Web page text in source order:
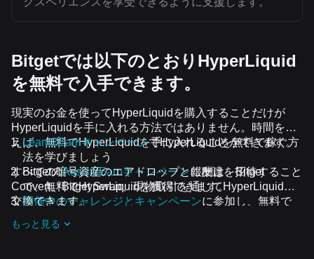
Bitgetでは以下のとおりHyperLiquid
を無料で入手できます。
現実のお金を使ってHyperLiquidを購入することだけが
HyperLiquidを手に入れる方法ではありません。時間を使
えば、無料でHyperLiquidを手に入れることができます。
Learn2EarnキャンペーンでHyperLiquidを無料で稼ぐ方
法を学びましょう
BitgetのAssist2Earnキャンペーンに友達を招待すること
で、無料でHyperLiquidを獲得できます。
開催中のチャレンジとキャンペーンに参加し、無料で
すべての暗号資産のエアドロップと報酬は、Bitget
Convert、Bitget Swap、現物取引を通じてHyperLiquidに
交換できます。
もっと見る